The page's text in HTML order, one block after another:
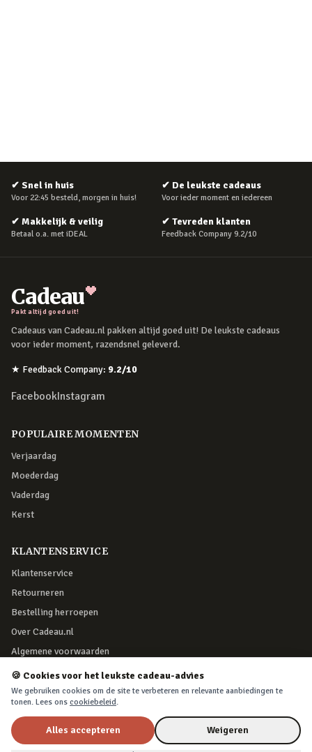
✔ Snel in huis
Voor 22:45 besteld, morgen in huis!
✔ De leukste cadeaus
Voor ieder moment en iedereen
✔ Makkelijk & veilig
Betaal o.a. met iDEAL
✔ Tevreden klanten
Feedback Company 9.2/10
Cadeau
Pakt altijd goed uit!
Cadeaus van Cadeau.nl pakken altijd goed uit! De leukste cadeaus
voor ieder moment, razendsnel geleverd.
★ Feedback Company: 9.2/10
FacebookInstagram
POPULAIRE MOMENTEN
Verjaardag
Moederdag
Vaderdag
Kerst
KLANTENSERVICE
Klantenservice
Retourneren
Bestelling herroepen
Over Cadeau.nl
Algemene voorwaarden
Privacy & cookies
VEILIG BETALEN
🍪 Cookies voor het leukste cadeau-advies
We gebruiken cookies om de site te verbeteren en relevante aanbiedingen te
tonen. Lees ons cookiebeleid.
Alles accepteren Weigeren